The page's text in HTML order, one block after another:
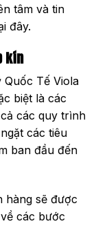
tâm và tin
đây.
kín
Tế Viola
biệt là các
các quy trình
các tiêu
ban đầu đến
hàng sẽ được
các bước